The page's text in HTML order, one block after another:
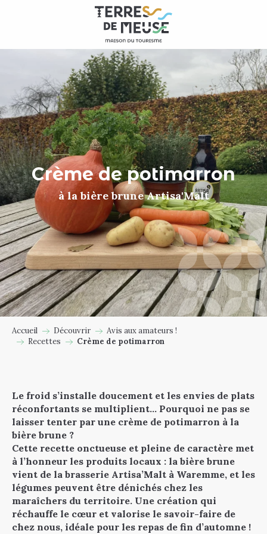
principal
Crème de potimarron
à la bière brune Artisa'Malt
Accueil Découvrir
Avis aux amateurs !
Recettes
Crème de potimarron
Le froid s’installe doucement et les envies de plats
réconfortants se multiplient… Pourquoi ne pas se
laisser tenter par une crème de potimarron à la
bière brune ?
Cette recette onctueuse et pleine de caractère met
à l’honneur les produits locaux : la bière brune
vient de la brasserie Artisa’Malt à Waremme, et les
légumes peuvent être dénichés chez les
maraîchers du territoire. Une création qui
réchauffe le cœur et valorise le savoir-faire de
chez nous, idéale pour les repas de fin d’automne !